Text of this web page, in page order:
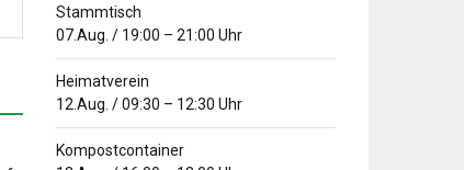
Stammtisch
07.Aug. / 19:00 – 21:00 Uhr
Heimatverein
12.Aug. /09:30 – 12:30 Uhr
Kompostcontainer